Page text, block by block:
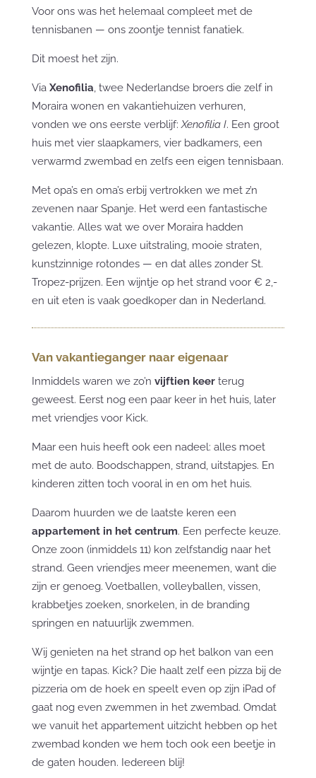
Voor ons was het helemaal compleet met de
tennisbanen — ons zoontje tennist fanatiek.
Dit moest het zijn.
Via Xenofilia, twee Nederlandse broers die zelf in
Moraira wonen en vakantiehuizen verhuren,
vonden we ons eerste verblijf:Xenofilia I. Een groot
huis met vier slaapkamers, vier badkamers, een
verwarmd zwembad en zelfs een eigen tennisbaan.
Met opa’s en oma’s erbij vertrokken we met z’n
zevenen naar Spanje. Het werd een fantastische
vakantie. Alles wat we over Moraira hadden
gelezen, klopte. Luxe uitstraling, mooie straten,
kunstzinnige rotondes — en dat alles zonder St.
Tropez-prijzen. Een wijntje op het strand voor € 2,-
en uit eten is vaak goedkoper dan in Nederland.
Van vakantieganger naar eigenaar
Inmiddels waren we zo’n vijftien keerterug
geweest. Eerst nog een paar keer in het huis, later
met vriendjes voor Kick.
Maar een huis heeft ook een nadeel: alles moet
met de auto. Boodschappen, strand, uitstapjes. En
kinderen zitten toch vooral in en om het huis.
Daarom huurden we de laatste keren een
appartement in het centrum. Een perfecte keuze.
Onze zoon (inmiddels 11) kon zelfstandig naar het
strand. Geen vriendjes meer meenemen, want die
zijn er genoeg. Voetballen, volleyballen, vissen,
krabbetjes zoeken, snorkelen, in de branding
springen en natuurlijk zwemmen.
Wij genieten na het strand op het balkon van een
wijntje en tapas. Kick? Die haalt zelf een pizza bij de
pizzeria om de hoek en speelt even op zijn iPad of
gaat nog even zwemmen in het zwembad. Omdat
we vanuit het appartement uitzicht hebben op het
zwembad konden we hem toch ook een beetje in
de gaten houden. Iedereen blij!